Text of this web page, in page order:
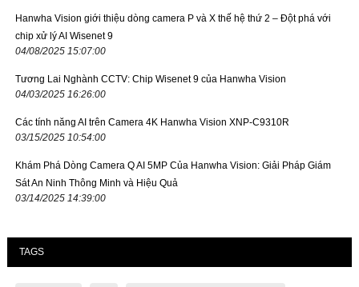
Hanwha Vision giới thiệu dòng camera P và X thế hệ thứ 2 – Đột phá với
chip xử lý AI Wisenet 9
04/08/2025 15:07:00
Tương Lai Nghành CCTV: Chip Wisenet 9 của Hanwha Vision
04/03/2025 16:26:00
Các tính năng AI trên Camera 4K Hanwha Vision XNP-C9310R
03/15/2025 10:54:00
Khám Phá Dòng Camera Q AI 5MP Của Hanwha Vision: Giải Pháp Giám
Sát An Ninh Thông Minh và Hiệu Quả
03/14/2025 14:39:00
TAGS